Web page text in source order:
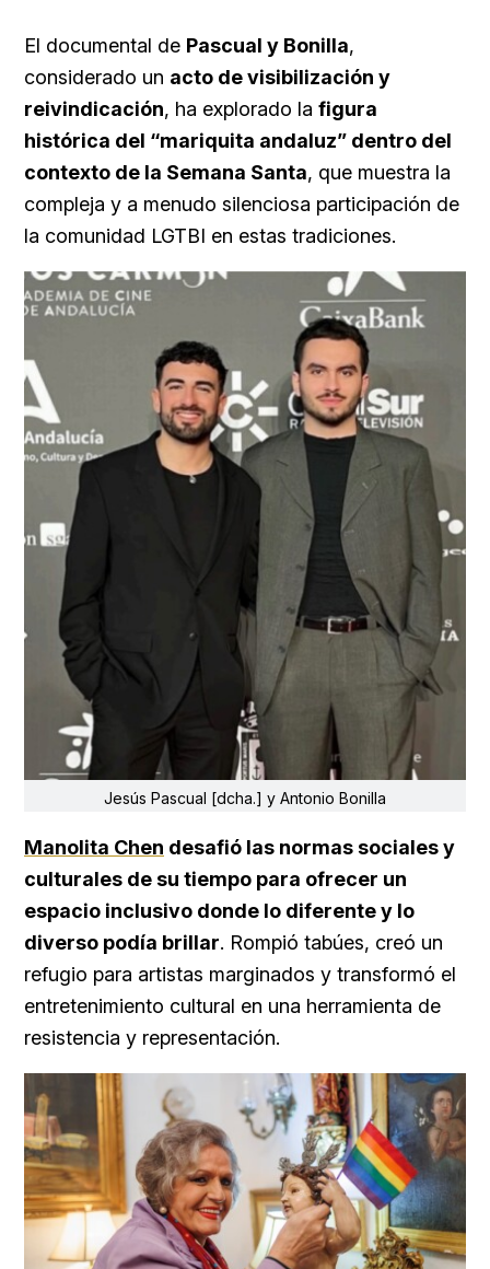
El documental de Pascual y Bonilla,
considerado un acto de visibilización y
reivindicación, ha explorado la figura
histórica del “mariquita andaluz” dentro del
contexto de la Semana Santa, que muestra la
compleja y a menudo silenciosa participación de
la comunidad LGTBI en estas tradiciones.
Jesús Pascual [dcha.] y Antonio Bonilla
Manolita Chen desafió las normas sociales y
culturales de su tiempo para ofrecer un
espacio inclusivo donde lo diferente y lo
diverso podía brillar. Rompió tabúes, creó un
refugio para artistas marginados y transformó el
entretenimiento cultural en una herramienta de
resistencia y representación.